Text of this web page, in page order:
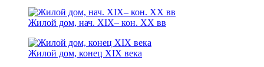
Жилой дом, нач. XIX– кон. XX вв
Жилой дом, конец XIX века